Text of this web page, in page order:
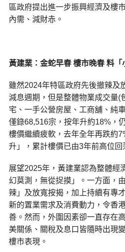
區政府提出進一步振興經濟及樓
內需、減財赤。
黃建業：金蛇早春 樓市晚春 料
雖然2024年特區政府先後撤辣及
減息週期，但是整體物業成交量(
宅、一手公營房屋、工商舖、純
僅錄68,516宗，按年升約18%，
樓價繼續疲軟，去年全年再跌約
升」，累計樓價已由3年前高位回
展望2025年，黃建業認為整體經
幻莫測，無從捉摸」。一方面，
辣」及放寬按揭，加上持續有專
新的置業需求及消費動力，令香
善。然而，外圍因素卻一直存在
美關係、關稅及息口皆隨時出現
樓市表現。